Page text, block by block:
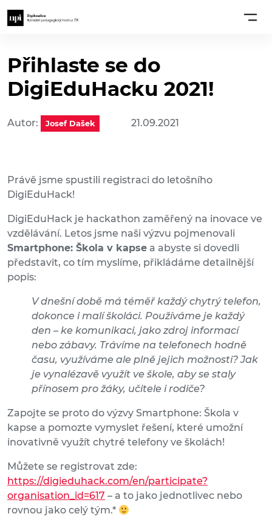
Přihlaste se do
DigiEduHacku 2021!
Autor: Josef Dašek 21.09.2021
Právě jsme spustili registraci do letošního
DigiEduHack!
DigiEduHack je hackathon zaměřený na inovace ve
vzdělávání. Letos jsme naši výzvu pojmenovali
Smartphone: Škola v kapse a abyste si dovedli
představit, co tím myslíme, přikládáme detailnější
popis:
V dnešní době má téměř každý chytrý telefon,
dokonce i malí školáci. Používáme je každý
den – ke komunikaci, jako zdroj informací
nebo zábavy. Trávíme na telefonech hodně
času, využíváme ale plně jejich možnosti? Jak
je vynalézavě využít ve škole, aby se staly
přínosem pro žáky, učitele i rodiče?
Zapojte se proto do výzvy Smartphone: Škola v
kapse a pomozte vymyslet řešení, které umožní
inovativně využít chytré telefony ve školách!
Můžete se registrovat zde:
https://digieduhack.com/en/participate?
organisation_id=617 – a to jako jednotlivec nebo
rovnou jako celý tým.*